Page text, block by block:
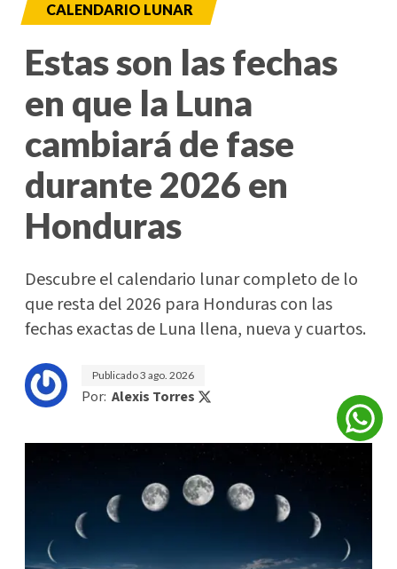
CALENDARIO LUNAR
Estas son las fechas
en que la Luna
cambiará de fase
durante 2026 en
Honduras
Descubre el calendario lunar completo de lo
que resta del 2026 para Honduras con las
fechas exactas de Luna llena, nueva y cuartos.
Publicado3 ago. 2026
Por: Alexis Torres